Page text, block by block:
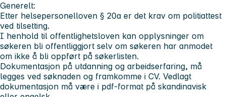
Generelt:
Etter helsepersonelloven § 20a er det krav om politiattest
ved tilsetting.
I henhold til offentlighetsloven kan opplysninger om
søkeren bli offentliggjort selv om søkeren har anmodet
om ikke å bli oppført på søkerlisten.
Dokumentasjon på utdanning og arbeidserfaring, må
legges ved søknaden og framkomme i CV. Vedlagt
dokumentasjon må være i pdf-format på skandinavisk